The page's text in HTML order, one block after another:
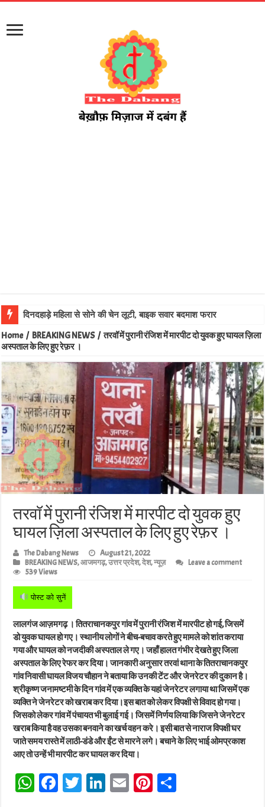
दिनदहाड़े महिला से सोने की चेन लूटी, बाइक सवार बदमाश फरार
Home / BREAKING NEWS / तरवॉ में पुरानी रंजिश में मारपीट दो युवक हुए घायल ज़िला
अस्पताल के लिए हुए रेफ़र ।
तरवॉ में पुरानी रंजिश में मारपीट दो युवक हुए
घायल ज़िला अस्पताल के लिए हुए रेफ़र ।
The Dabang News
August 21, 2022
BREAKING NEWS,आजमगढ़,उत्तर प्रदेश,देश,न्यूज़
Leave a comment
539 Views
पोस्ट को सुनें
लालगंज आज़मगढ़ । तितराचानकपुर गांव में पुरानी रंजिश में मारपीट हो गई, जिसमें
डो युवक घायल हो गए। स्थानीय लोगों ने बीच-बचाव करते हुए मामले को शांत कराया
गया और घायल को नजदीकी अस्पताल ले गए। जहाँ हालत गंभीर देखते हुए जिला
अस्पताल के लिए रेफर कर दिया। जानकारी अनुसार तरवां थाना के तितराचानकपुर
गांव निवासी घायल विजय चौहान ने बताया कि उनकी टेंट और जेनरेटर की दुकान है।
श्रीकृष्ण जनामष्टमी के दिन गांव में एक व्यक्ति के यहां जेनरेटर लगाया था जिसमें एक
व्यक्ति ने जेनरेटर को खराब कर दिया।इस बात को लेकर विपक्षी से विवाद हो गया।
जिसको लेकर गांव में पंचायत भी बुलाई गई। जिसमें निर्णय लिया कि जिसने जेनरेटर
खराब किया है वह उसका बनवाने का खर्च वहन करे। इसी बात से नाराज विपक्षी घर
जाते समय रास्ते में लाठी-डंडे और ईंट से मारने लगे। बचाने के लिए भाई ओमप्रकाश
आए तो उन्हें भी मारपीट कर घायल कर दिया।
W Fa T Li E Pi